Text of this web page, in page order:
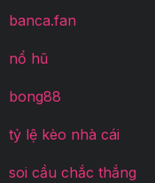
banca.fan
nổ hũ
bong88
tỷ lệ kèo nhà cái
soi cầu chắc thắng